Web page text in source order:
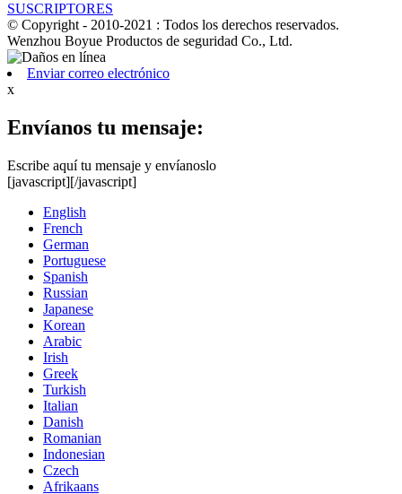
SUSCRIPTORES
© Copyright - 2010-2021 : Todos los derechos reservados.
Wenzhou Boyue Productos de seguridad Co., Ltd.
Enviar correo electrónico
x
Envíanos tu mensaje:
Escribe aquí tu mensaje y envíanoslo
[javascript][/javascript]
English
French
German
Portuguese
Spanish
Russian
Japanese
Korean
Arabic
Irish
Greek
Turkish
Italian
Danish
Romanian
Indonesian
Czech
Afrikaans